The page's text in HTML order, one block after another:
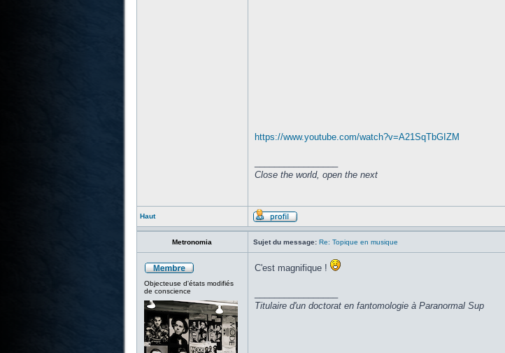
https://www.youtube.com/watch?v=A21SqTbGIZM
Close the world, open the next
Haut
Metronomia Sujet du message: Re: Topique en musique
Objecteuse d'états modifiés
de conscience
C'est magnifique !
Titulaire d'un doctorat en fantomologie à Paranormal Sup